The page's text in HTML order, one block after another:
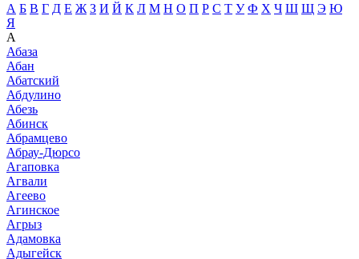
А Б В Г Д Е Ж З И Й К Л М Н О П Р С Т У Ф Х Ч Ш Щ Э Ю
Я
А
Абаза
Абан
Абатский
Абдулино
Абезь
Абинск
Абрамцево
Абрау-Дюрсо
Агаповка
Агвали
Агеево
Агинское
Агрыз
Адамовка
Адыгейск